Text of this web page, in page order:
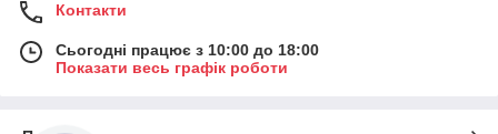
Контакти
Сьогодні працює з 10:00 до 18:00
Показати весь графік роботи